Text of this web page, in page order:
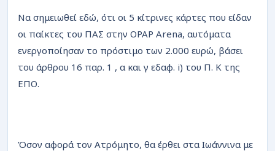
Να σημειωθεί εδώ, ότι οι 5 κίτρινες κάρτες που είδαν
οι παίκτες του ΠΑΣ στην OPAP Arena, αυτόματα
ενεργοποίησαν το πρόστιμο των 2.000 ευρώ, βάσει
του άρθρου 16 παρ. 1 , α και γ εδαφ. i) του Π. Κ της
ΕΠΟ.
Όσον αφορά τον Ατρόμητο, θα έρθει στα Ιωάννινα με